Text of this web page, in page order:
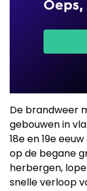
De brandweer
gebouwen in
18e en 19e
op de begane
herbergen,
snelle verloop